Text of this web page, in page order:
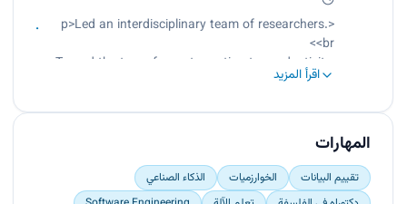
<p>Led an interdisciplinary team of researchers.
<br>
Turned the team from stagnation to productivity.
<br>
articles and extract factual information using
Python and open-source NLP tools on Linux.</p>
اقرأ المزيد
المهارات
تقييم البيانات الخوارزميات
الذكاء الصناعي